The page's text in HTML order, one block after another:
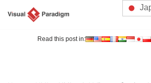
Read this post in: